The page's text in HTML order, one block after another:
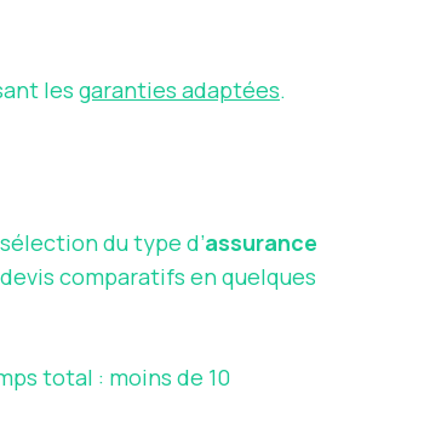
les garanties adaptées.
du type d’assurance
comparatifs en quelques
total : moins de 10